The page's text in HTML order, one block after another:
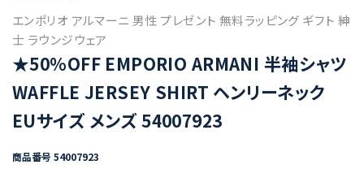
エンポリオ アルマーニ 男性 プレゼント 無料ラッピング ギフト 紳
士 ラウンジウェア
★50%OFF EMPORIO ARMANI 半袖シャツ
WAFFLE JERSEY SHIRT ヘンリーネック
EUサイズ メンズ 54007923
商品番号 54007923